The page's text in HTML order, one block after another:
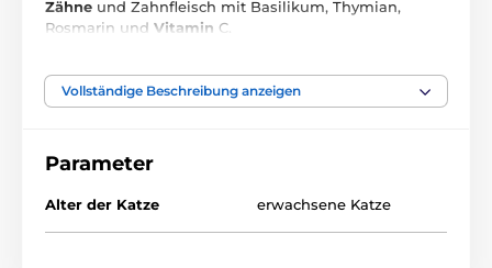
Zähne und Zahnfleisch mit Basilikum, Thymian,
Rosmarin und Vitamin C.
Vollständige Beschreibung anzeigen
Parameter
Alter der Katze erwachsene Katze